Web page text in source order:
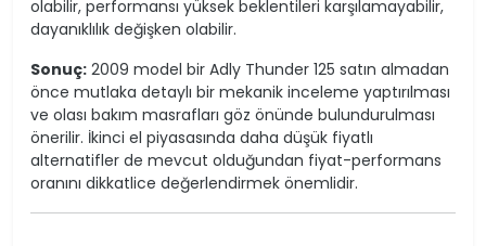
olabilir, performansı yüksek beklentileri karşılamayabilir,
dayanıklılık değişken olabilir.
Sonuç: 2009 model bir Adly Thunder 125 satın almadan
önce mutlaka detaylı bir mekanik inceleme yaptırılması
ve olası bakım masrafları göz önünde bulundurulması
önerilir. İkinci el piyasasında daha düşük fiyatlı
alternatifler de mevcut olduğundan fiyat-performans
oranını dikkatlice değerlendirmek önemlidir.